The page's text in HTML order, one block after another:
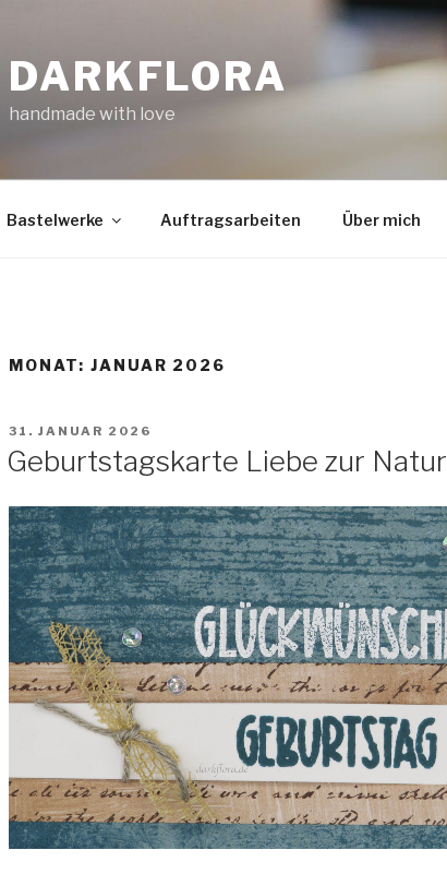
DARKFLORA
handmade with love
Bastelwerke Auftragsarbeiten Über mich
MONAT: JANUAR 2026
VERÖFFENTLICHT
31. JANUAR 2026
Geburtstagskarte Liebe zur Natur